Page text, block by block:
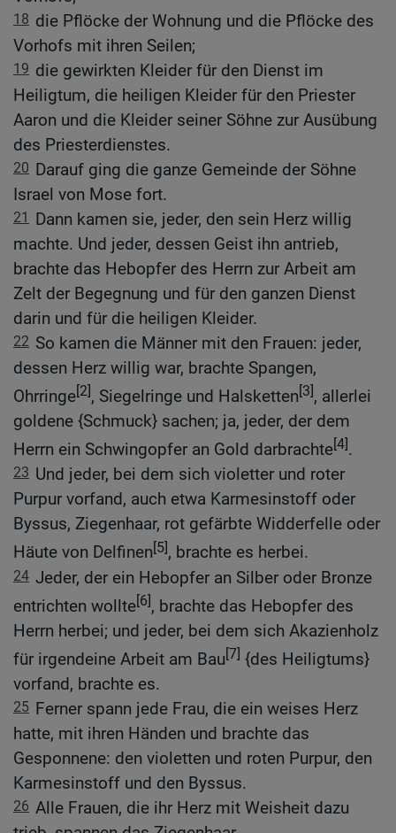
18 die Pflöcke der Wohnung und die Pflöcke des
Vorhofs mit ihren Seilen;
19 die gewirkten Kleider für den Dienst im
Heiligtum, die heiligen Kleider für den Priester
Aaron und die Kleider seiner Söhne zur Ausübung
des Priesterdienstes.
20 Darauf ging die ganze Gemeinde der Söhne
Israel von Mose fort.
21 Dann kamen sie, jeder, den sein Herz willig
machte. Und jeder, dessen Geist ihn antrieb,
brachte das Hebopfer des Herrn zur Arbeit am
Zelt der Begegnung und für den ganzen Dienst
darin und für die heiligen Kleider.
22 So kamen die Männer mit den Frauen: jeder,
dessen Herz willig war, brachte Spangen,
Ohrringe[2], Siegelringe und Halsketten[3], allerlei
goldene {Schmuck} sachen; ja, jeder, der dem
Herrn ein Schwingopfer an Gold darbrachte[4].
23 Und jeder, bei dem sich violetter und roter
Purpur vorfand, auch etwa Karmesinstoff oder
Byssus, Ziegenhaar, rot gefärbte Widderfelle oder
Häute von Delfinen[5], brachte es herbei.
24 Jeder, der ein Hebopfer an Silber oder Bronze
entrichten wollte[6], brachte das Hebopfer des
Herrn herbei; und jeder, bei dem sich Akazienholz
für irgendeine Arbeit am Bau[7] {des Heiligtums}
vorfand, brachte es.
25 Ferner spann jede Frau, die ein weises Herz
hatte, mit ihren Händen und brachte das
Gesponnene: den violetten und roten Purpur, den
Karmesinstoff und den Byssus.
26 Alle Frauen, die ihr Herz mit Weisheit dazu